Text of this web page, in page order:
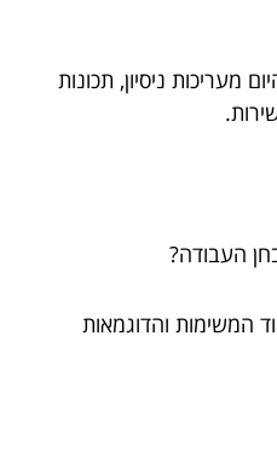
מעריכות ניסיון, תכונות
העבודה?
המשימות והדוגמאות